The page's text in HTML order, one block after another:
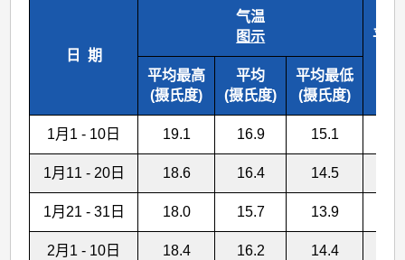
日 期
气温
图示
平均
平均最高
(摄氏度)
平均
(摄氏度)
平均最低
(摄氏度)
1月1 - 10日 19.1 16.9 15.1
1月11 - 20日 18.6 16.4 14.5
1月21 - 31日 18.0 15.7 13.9
2月1 - 10日 18.4 16.2 14.4